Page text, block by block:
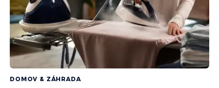
DOMOV & ZÁHRADA